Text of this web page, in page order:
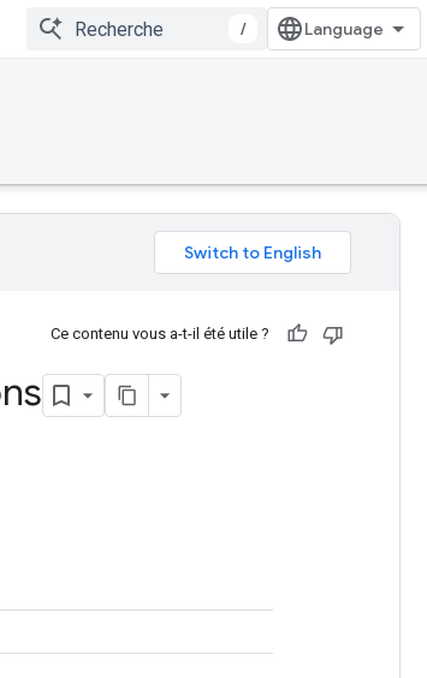
/
Ce contenu vous a-t-il été utile ?